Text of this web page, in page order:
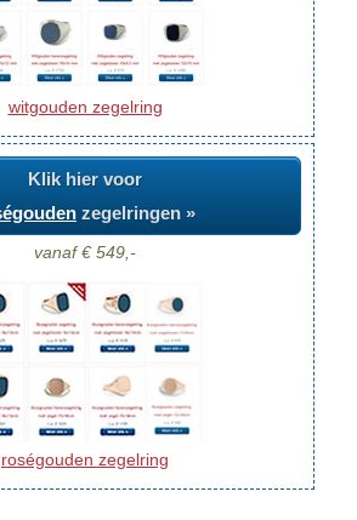
witgouden zegelring
Klik hier voor
zegelringen »
vanaf € 549,-
roségouden zegelring